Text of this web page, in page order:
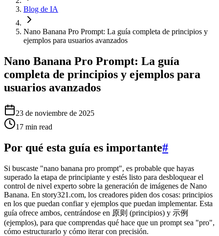
Blog de IA
Nano Banana Pro Prompt: La guía completa de principios y
ejemplos para usuarios avanzados
Nano Banana Pro Prompt: La guía
completa de principios y ejemplos para
usuarios avanzados
23 de noviembre de 2025
17 min read
Por qué esta guía es importante#
Si buscaste "nano banana pro prompt", es probable que hayas
superado la etapa de principiante y estés listo para desbloquear el
control de nivel experto sobre la generación de imágenes de Nano
Banana. En story321.com, los creadores piden dos cosas: principios
en los que puedan confiar y ejemplos que puedan implementar. Esta
guía ofrece ambos, centrándose en 原则 (principios) y 示例
(ejemplos), para que comprendas qué hace que un prompt sea "pro",
cómo estructurarlo y cómo iterar con precisión.